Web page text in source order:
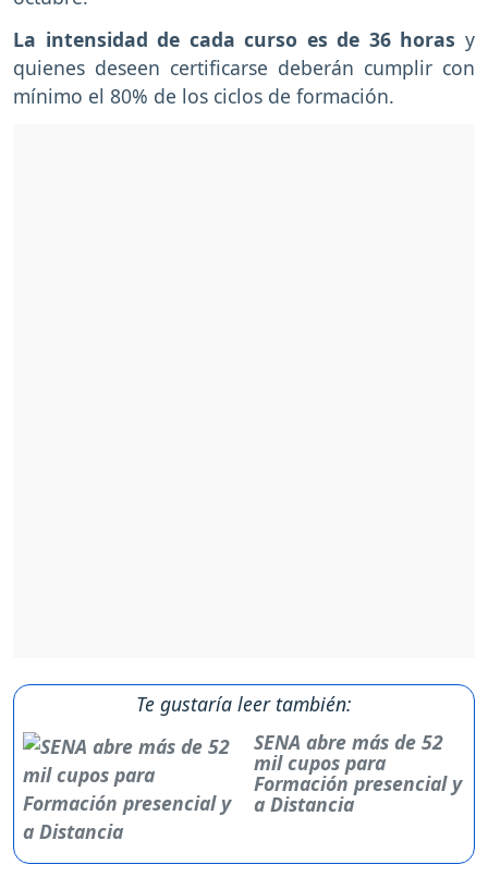
La intensidad de cada curso es de 36 horas y
quienes deseen certificarse deberán cumplir con
mínimo el 80% de los ciclos de formación.
Te gustaría leer también:
SENA abre más de 52
mil cupos para
Formación presencial y
a Distancia